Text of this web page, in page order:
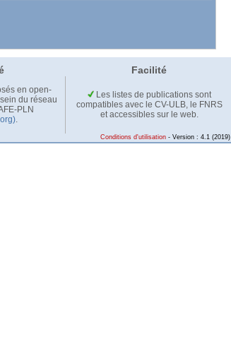
Facilité
en open-
du réseau
PLN
.
Les listes de publications sont
compatibles avec le CV-ULB, le FNRS
et accessibles sur le web.
Conditions d'utilisation - Version : 4.1 (2019)